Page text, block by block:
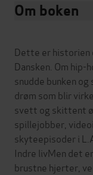
Om boken
Dette er historien
Dansken. Om hip-
snudde bunken
drøm som blir
svett og skittent
spillejobber,
skyteepisoder i
Indre livMen det
brustne hjerter,